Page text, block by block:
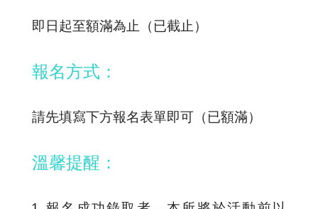
即日起至額滿為止（已截止）
報名方式：
請先填寫下方報名表單即可（已額滿）
溫馨提醒：